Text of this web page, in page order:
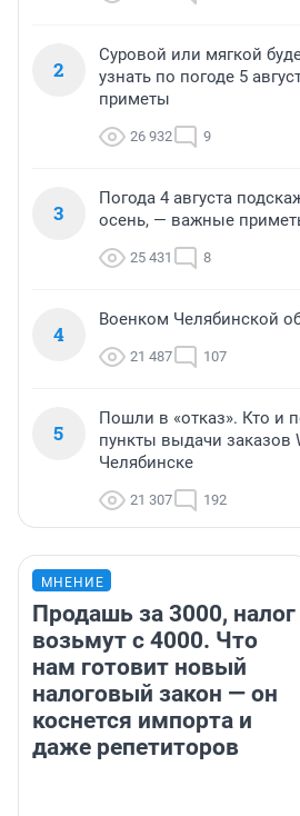
2
Суровой или мягкой
узнать по погоде 5
приметы
26 932 9
3
Погода 4 августа
осень, — важные
25 431 8
4
Военком Челябинской
21 487 107
5
Пошли в «отказ». Кто и
пункты выдачи заказов
Челябинске
21 307 192
МНЕНИЕ
Продашь за 3000, налог
возьмут с 4000. Что
нам готовит новый
налоговый закон — он
коснется импорта и
даже репетиторов